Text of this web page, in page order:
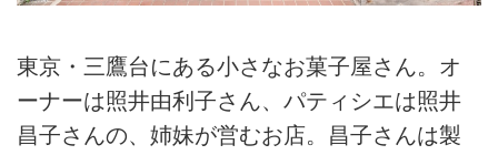
東京・三鷹台にある小さなお菓子屋さん。オ
ーナーは照井由利子さん、パティシエは照井
昌子さんの、姉妹が営むお店。昌子さんは製